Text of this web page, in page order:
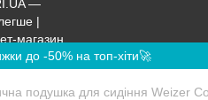
до -50% на топ-хіти🚀
подушка для сидіння Weizer